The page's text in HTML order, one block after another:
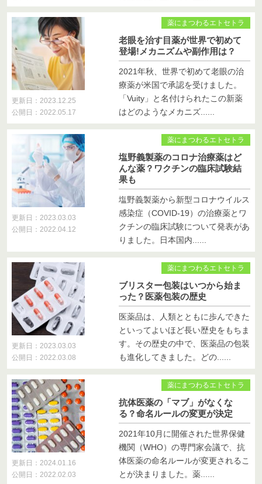
更新日：2023.12.25
公開日：2022.05.17
薬にまつわるエトセトラ
老眼を治す目薬が世界で初めて
登場!メカニズムや副作用は？
2021年秋、世界で初めて老眼の治
療薬が米国で承認を受けました。
「Vuity」と名付けられたこの新薬
はどのようなメカニズ......
更新日：2023.03.03
公開日：2022.04.12
薬にまつわるエトセトラ
塩野義製薬のコロナ治療薬はど
んな薬？ワクチンの臨床試験結
果も
塩野義製薬から新型コロナウイルス
感染症（COVID-19）の治療薬とワ
クチンの臨床試験について発表があ
りました。日本国内......
更新日：2023.03.03
公開日：2022.03.08
薬にまつわるエトセトラ
ブリスター包装はいつから始ま
った？医薬包装の歴史
医薬品は、人類とともに歩んできた
といってよいほど長い歴史をもちま
す。その歴史の中で、医薬品の包装
も進化してきました。どの......
更新日：2024.01.16
公開日：2022.02.03
薬にまつわるエトセトラ
抗体医薬の「マブ」がなくな
る？命名ルールの変更が決定
2021年10月に開催された世界保健
機関（WHO）の専門家会議で、抗
体医薬の命名ルールが変更されるこ
とが決まりました。薬......